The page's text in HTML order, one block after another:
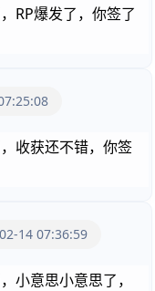
RP爆发了，你签了
收获还不错，你签
14 07:36:59
小意思小意思了，